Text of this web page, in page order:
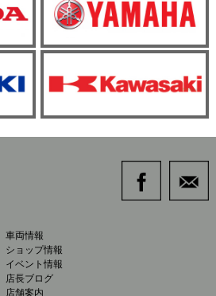
車両情報
ショップ情報
イベント情報
店長ブログ
店舗案内